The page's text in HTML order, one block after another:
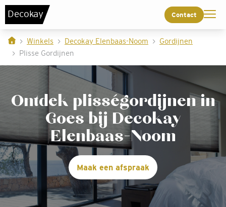
Decokay Contact
Winkels Decokay Elenbaas-Noom
Gordijnen
Plisse Gordijnen
Ontdek plisségordijnen in
Goes bij Decokay
Elenbaas-Noom
Maak een afspraak